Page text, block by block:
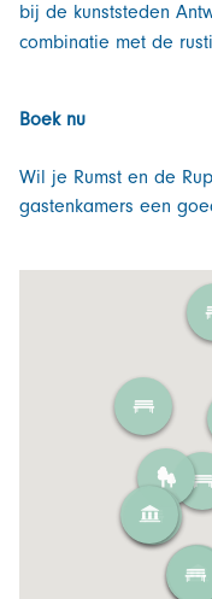
bij de kunststeden
combinatie met de
Boek nu
Wil je Rumst en de
gastenkamers een